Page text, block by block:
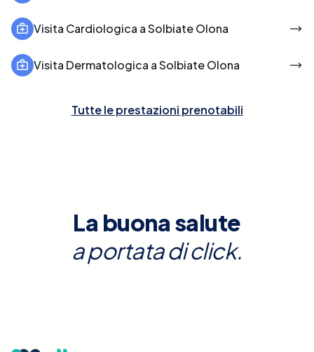
Visita Cardiologica a Solbiate Olona
Visita Dermatologica a Solbiate Olona
Tutte le prestazioni prenotabili
La buona salute
a portata di click.